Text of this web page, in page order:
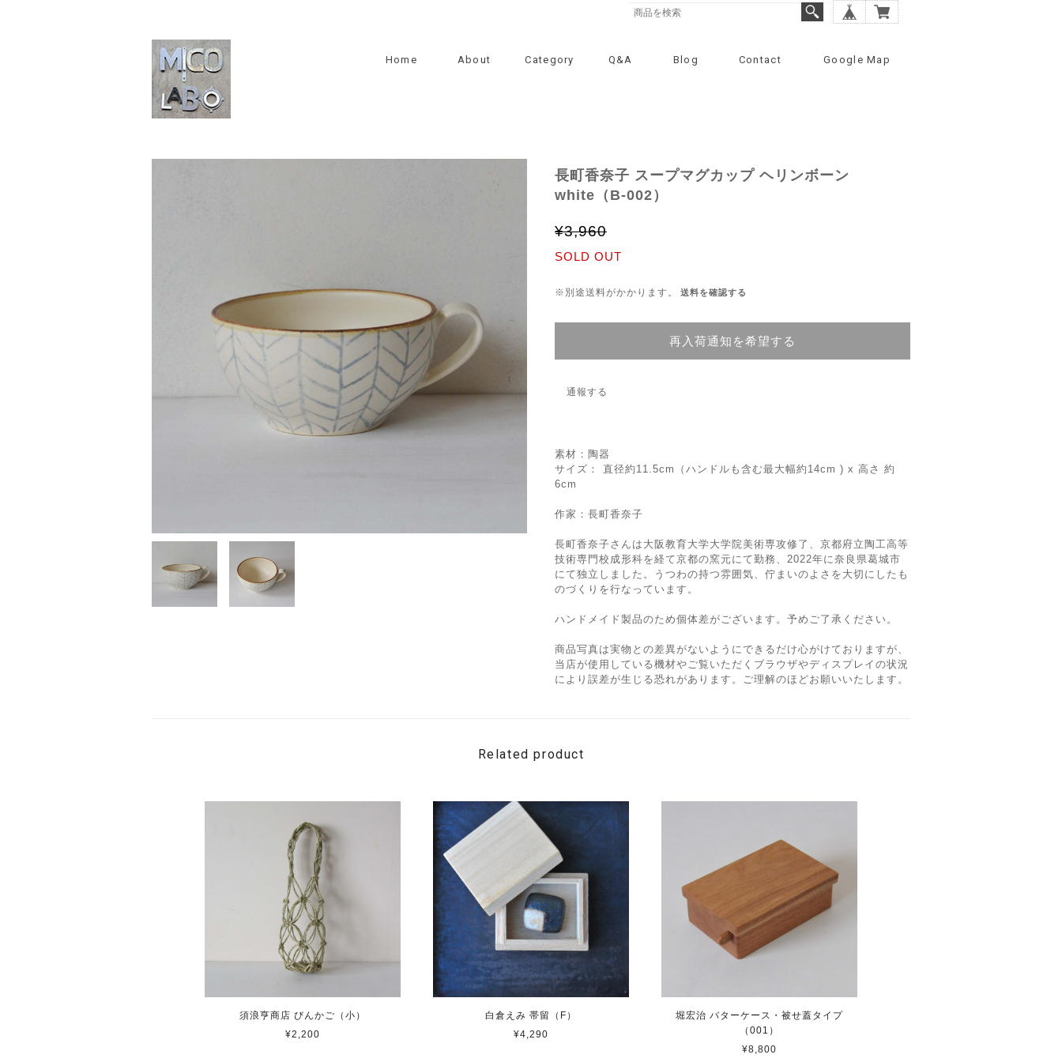
Home About Category Q&A Blog Contact Google Map
長町香奈子 スープマグカップ ヘリンボーン
white（B-002）
¥3,960
SOLD OUT
※別途送料がかかります。 送料を確認する
再入荷通知を希望する
通報する
素材：陶器
サイズ： 直径約11.5cm（ハンドルも含む最大幅約14cm ) x 高さ 約
6cm
作家：長町香奈子
長町香奈子さんは大阪教育大学大学院美術専攻修了、京都府立陶工高等
技術専門校成形科を経て京都の窯元にて勤務、2022年に奈良県葛城市
にて独立しました。うつわの持つ雰囲気、佇まいのよさを大切にしたも
のづくりを行なっています。
ハンドメイド製品のため個体差がございます。予めご了承ください。
商品写真は実物との差異がないようにできるだけ心がけておりますが、
当店が使用している機材やご覧いただくブラウザやディスプレイの状況
により誤差が生じる恐れがあります。ご理解のほどお願いいたします。
Related product
須浪亨商店 びんかご（小）
¥2,200
白倉えみ 帯留（F）
¥4,290
堀宏治 バターケース・被せ蓋タイプ
（001）
¥8,800